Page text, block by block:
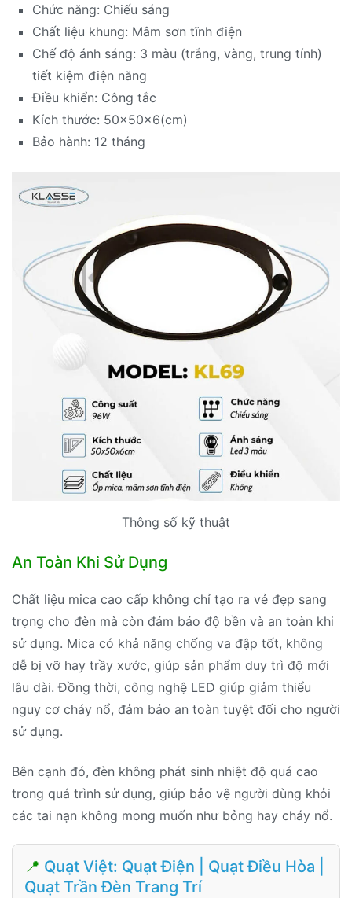
Chức năng: Chiếu sáng
Chất liệu khung: Mâm sơn tĩnh điện
Chế độ ánh sáng: 3 màu (trắng, vàng, trung tính)
tiết kiệm điện năng
Điều khiển: Công tắc
Kích thước: 50x50x6(cm)
Bảo hành: 12 tháng
Thông số kỹ thuật
An Toàn Khi Sử Dụng
Chất liệu mica cao cấp không chỉ tạo ra vẻ đẹp sang
trọng cho đèn mà còn đảm bảo độ bền và an toàn khi
sử dụng. Mica có khả năng chống va đập tốt, không
dễ bị vỡ hay trầy xước, giúp sản phẩm duy trì độ mới
lâu dài. Đồng thời, công nghệ LED giúp giảm thiểu
nguy cơ cháy nổ, đảm bảo an toàn tuyệt đối cho người
sử dụng.
Bên cạnh đó, đèn không phát sinh nhiệt độ quá cao
trong quá trình sử dụng, giúp bảo vệ người dùng khỏi
các tai nạn không mong muốn như bỏng hay cháy nổ.
📍 Quạt Việt: Quạt Điện | Quạt Điều Hòa |
Quạt Trần Đèn Trang Trí